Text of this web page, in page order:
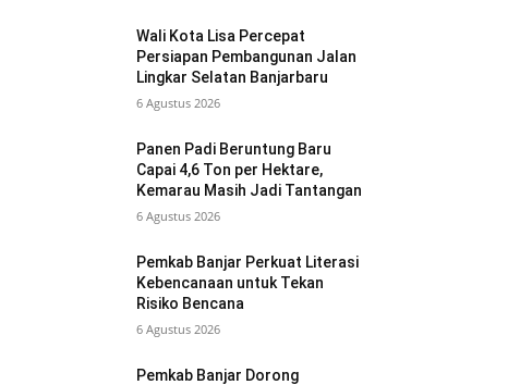
Wali Kota Lisa Percepat
Persiapan Pembangunan Jalan
Lingkar Selatan Banjarbaru
6 Agustus 2026
Panen Padi Beruntung Baru
Capai 4,6 Ton per Hektare,
Kemarau Masih Jadi Tantangan
6 Agustus 2026
Pemkab Banjar Perkuat Literasi
Kebencanaan untuk Tekan
Risiko Bencana
6 Agustus 2026
Pemkab Banjar Dorong